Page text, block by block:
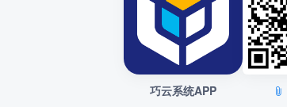
巧云系统APP